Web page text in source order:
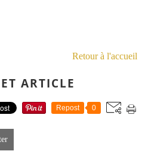
Retour à l'accueil
ARTICLE
Repost 0